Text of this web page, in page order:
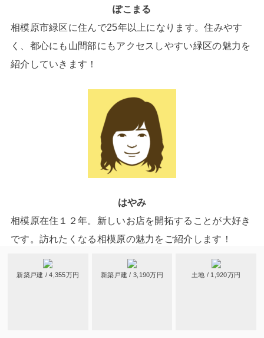
新築戸建 / 4,355万円 新築戸建 / 3,190万円 土地 / 1,920万円
ぽこまる
相模原市緑区に住んで25年以上になります。住みやす
く、都心にも山間部にもアクセスしやすい緑区の魅力を
紹介していきます！
はやみ
相模原在住１２年。新しいお店を開拓することが大好き
です。訪れたくなる相模原の魅力をご紹介します！